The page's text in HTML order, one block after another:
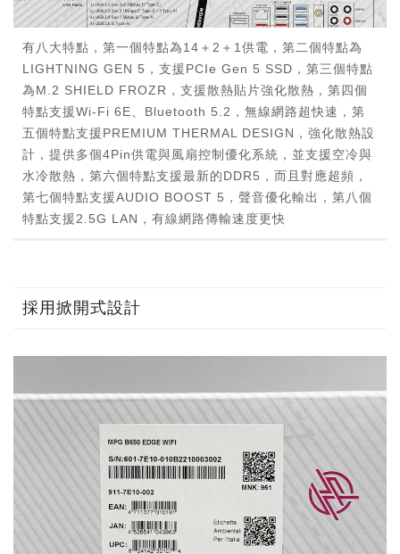
有八大特點，第一個特點為14＋2＋1供電，第二個特點為
LIGHTNING GEN 5，支援PCIe Gen 5 SSD，第三個特點
為M.2 SHIELD FROZR，支援散熱貼片強化散熱，第四個
特點支援Wi-Fi 6E、Bluetooth 5.2，無線網路超快速，第
五個特點支援PREMIUM THERMAL DESIGN，強化散熱設
計，提供多個4Pin供電與風扇控制優化系統，並支援空冷與
水冷散熱，第六個特點支援最新的DDR5，而且對應超頻，
第七個特點支援AUDIO BOOST 5，聲音優化輸出，第八個
特點支援2.5G LAN，有線網路傳輸速度更快
採用掀開式設計